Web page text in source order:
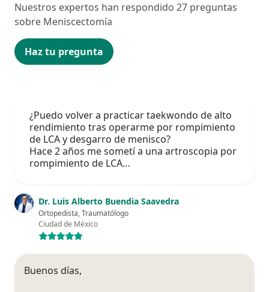
Haz tu pregunta
Nuestros expertos han respondido 27 preguntas
sobre Meniscectomía
¿Puedo volver a practicar taekwondo de alto
rendimiento tras operarme por rompimiento
de LCA y desgarro de menisco?
Hace 2 años me sometí a una artroscopia por
rompimiento de LCA…
Dr. Luis Alberto Buendia Saavedra
Ortopedista, Traumatólogo
Ciudad de México
Buenos días,